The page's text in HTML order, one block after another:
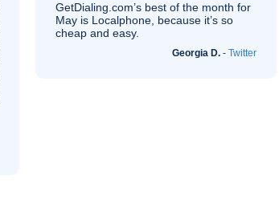
GetDialing.com’s best of the month for
May is Localphone, because it’s so
cheap and easy.
Georgia D. - Twitter